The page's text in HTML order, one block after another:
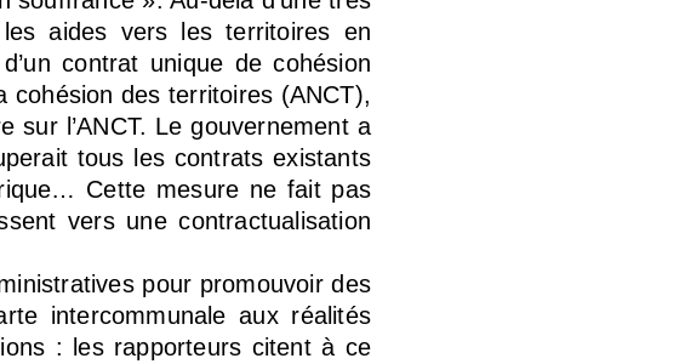
aides vers les territoires en
contrat unique de cohésion
cohésion des territoires (ANCT),
sur l’ANCT. Le gouvernement a
tous les contrats existants
Cette mesure ne fait pas
vers une contractualisation
pour promouvoir des
intercommunale aux réalités
: les rapporteurs citent à ce